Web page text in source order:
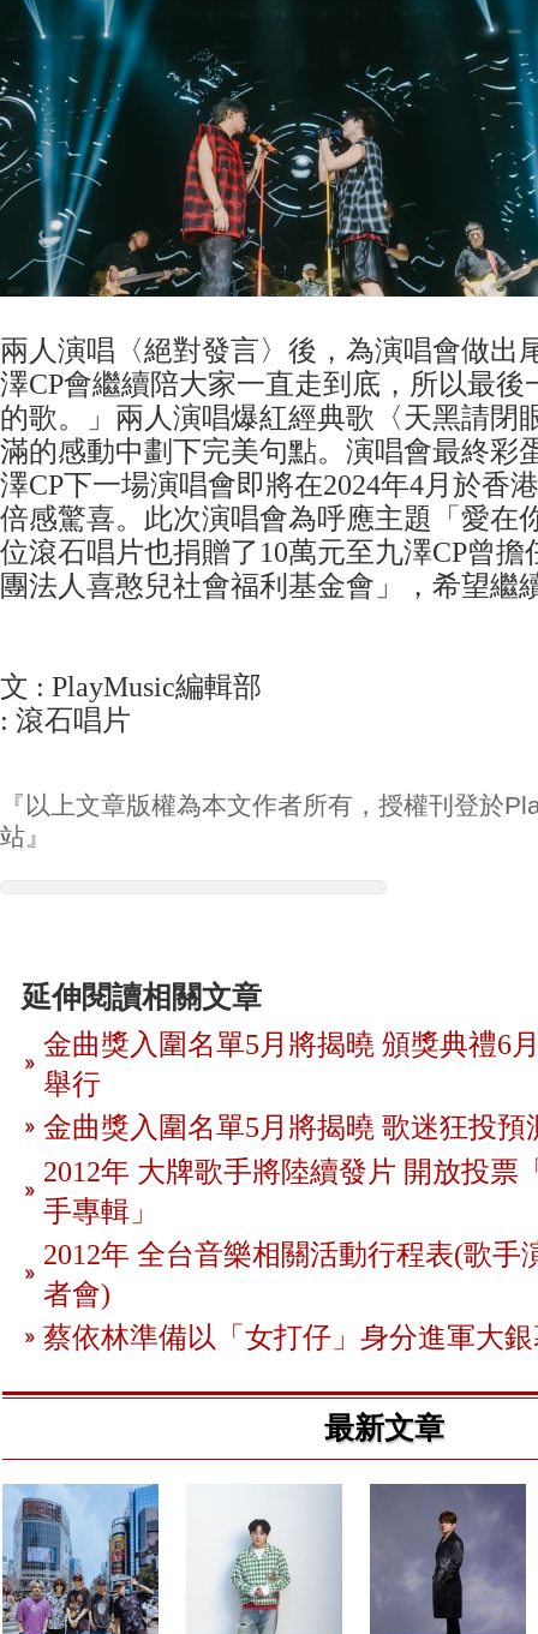
兩人演唱〈絕對發言〉後，為演唱會做出
澤CP會繼續陪大家一直走到底，所以最後
的歌。」兩人演唱爆紅經典歌〈天黑請閉
滿的感動中劃下完美句點。演唱會最終彩
澤CP下一場演唱會即將在2024年4月於香
倍感驚喜。此次演唱會為呼應主題「愛在
位滾石唱片也捐贈了10萬元至九澤CP曾
團法人喜憨兒社會福利基金會」，希望繼
文 : PlayMusic編輯部
: 滾石唱片
『以上文章版權為本文作者所有，授權刊登於
站』
延伸閱讀相關文章
金曲獎入圍名單5月將揭曉 頒獎典禮6
舉行
金曲獎入圍名單5月將揭曉 歌迷狂投預
2012年 大牌歌手將陸續發片 開放投票
手專輯」
2012年 全台音樂相關活動行程表(歌手
者會)
蔡依林準備以「女打仔」身分進軍大
最新文章